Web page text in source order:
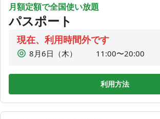
月額定額で全国使い放題
パスポート
現在、利用時間外です
8月6日（木）
11:00〜20:00
11:00〜20:00
8月9日（日）
11:00〜20:00
8月10日（月）
11:00〜20:00
利用方法